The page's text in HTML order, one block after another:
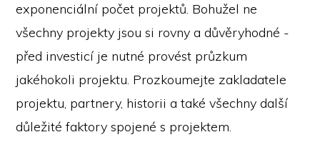
exponenciální počet projektů. Bohužel ne
všechny projekty jsou si rovny a důvěryhodné -
před investicí je nutné provést průzkum
jakéhokoli projektu. Prozkoumejte zakladatele
projektu, partnery, historii a také všechny další
důležité faktory spojené s projektem.